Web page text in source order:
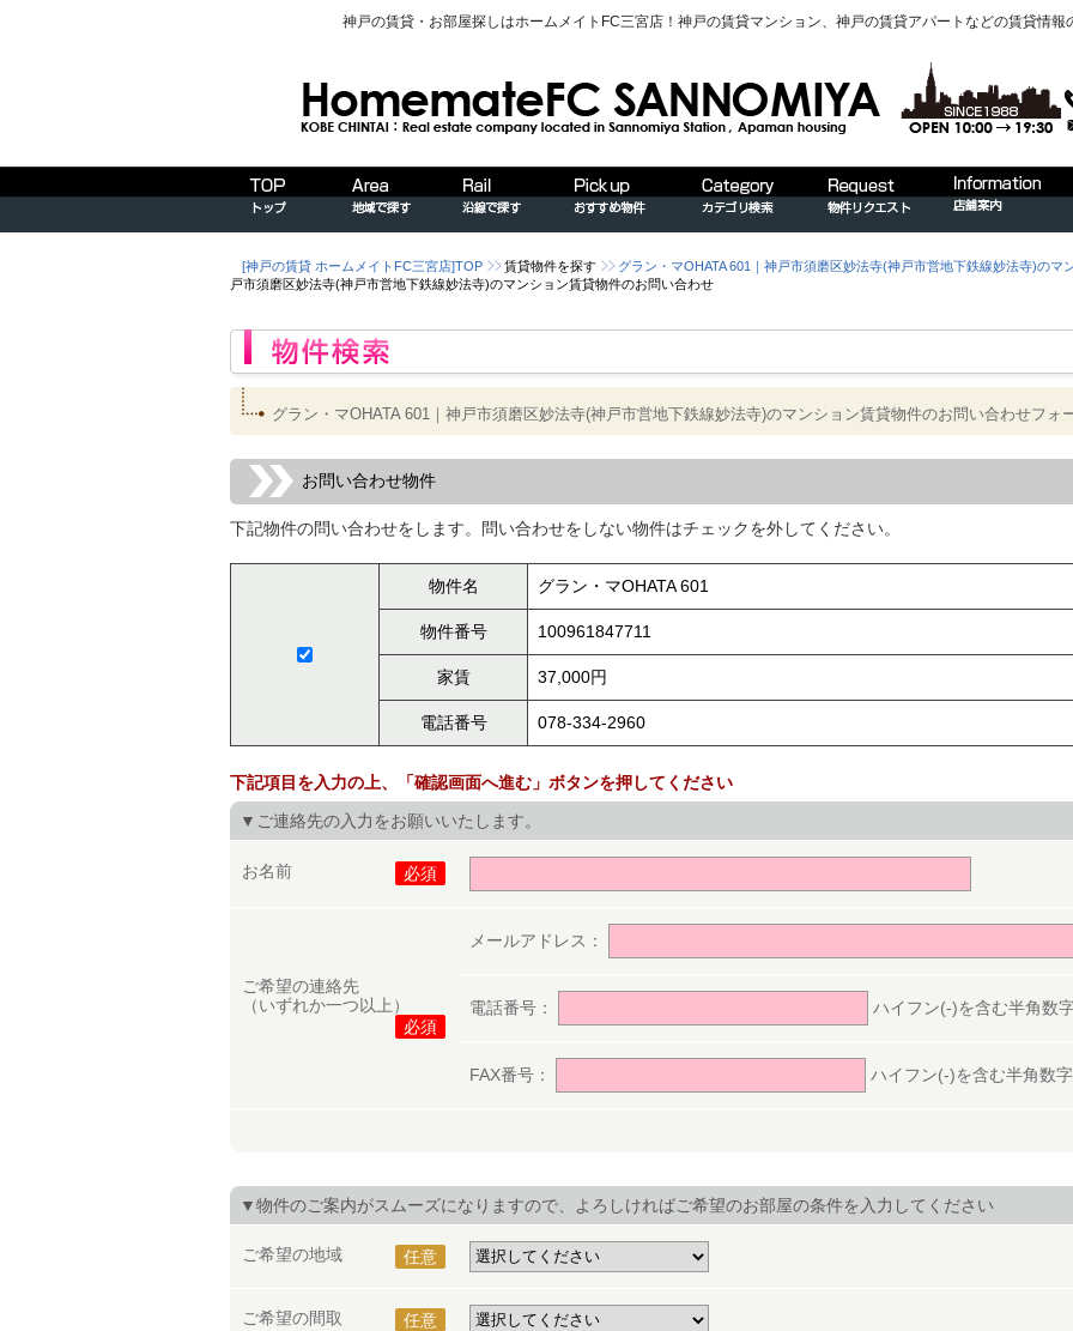
神戸の賃貸・お部屋探しはホームメイトFC三宮店！神戸の賃貸マンション、神戸の賃貸アパートなどの賃貸情報
[神戸の賃貸 ホームメイトFC三宮店]TOP 賃貸物件を探す グラン・マOHATA 601｜神戸市須磨区妙法寺(神戸市営地下鉄線妙法寺)のマ
戸市須磨区妙法寺(神戸市営地下鉄線妙法寺)のマンション賃貸物件のお問い合わせ
グラン・マOHATA 601｜神戸市須磨区妙法寺(神戸市営地下鉄線妙法寺)のマンション賃貸物件のお問い合わせフォ
お問い合わせ物件
下記物件の問い合わせをします。問い合わせをしない物件はチェックを外してください。
物件名 グラン・マOHATA 601
物件番号 100961847711
家賃 37,000円
電話番号 078-334-2960
下記項目を入力の上、「確認画面へ進む」ボタンを押してください
▼ご連絡先の入力をお願いいたします。
お名前 必須
ご希望の連絡先
（いずれか一つ以上）
必須
メールアドレス：
電話番号： ハイフン(-)を含む半角数
FAX番号： ハイフン(-)を含む半角数
▼物件のご案内がスムーズになりますので、よろしければご希望のお部屋の条件を入力してください
ご希望の地域 任意
ご希望の間取 任意